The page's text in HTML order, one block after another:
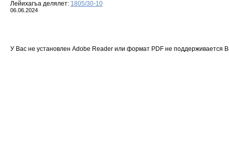
Лейихагъа делялет: 1805/30-10
06.06.2024
У Вас не установлен Adobe Reader или формат PDF не поддерживается